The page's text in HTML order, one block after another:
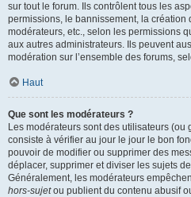
sur tout le forum. Ils contrôlent tous les
permissions, le bannissement, la création
modérateurs, etc., selon les permissions
aux autres administrateurs. Ils peuvent
modération sur l’ensemble des forums,
Haut
Que sont les modérateurs ?
Les modérateurs sont des utilisateurs (ou
consiste à vérifier au jour le jour le bon
pouvoir de modifier ou supprimer des
déplacer, supprimer et diviser les sujets
Généralement, les modérateurs
hors-sujetou publient du contenu abusif